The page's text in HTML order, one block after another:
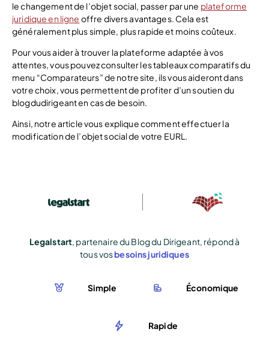
le changement de l’objet social, passer par une plateforme
juridique en ligne offre divers avantages. Cela est
généralement plus simple, plus rapide et moins coûteux.
Pour vous aider à trouver la plateforme adaptée à vos
attentes, vous pouvez consulter les tableaux comparatifs du
menu “Comparateurs” de notre site, ils vous aideront dans
votre choix, vous permettent de profiter d’un soutien du
blogdudirigeant en cas de besoin.
Ainsi, notre article vous explique comment effectuer la
modification de l’objet social de votre EURL.
Legalstart, partenaire du Blog du Dirigeant, répond à
tous vosbesoins juridiques
Simple Économique
Rapide